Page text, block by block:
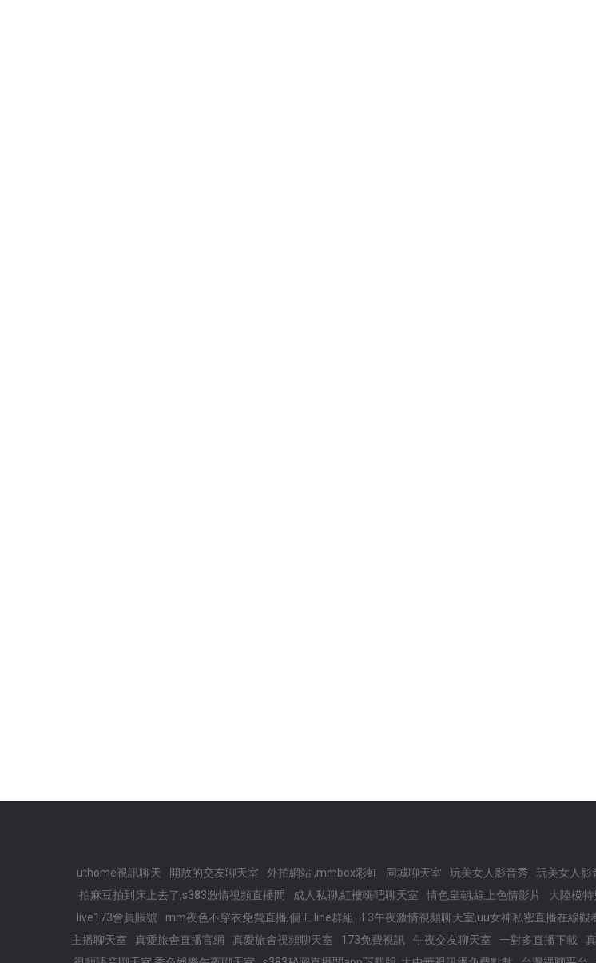
uthome視訊聊天 開放的交友聊天室 外拍網站 ,mmbox彩虹 同城聊天室 玩美女人影音秀 玩美女人影
拍麻豆拍到床上去了,s383激情視頻直播間
成人私聊,紅樓嗨吧聊天室 情色皇朝,線上色情影片 大陸模
live173會員賬號
mm夜色不穿衣免費直播,個工 line群組 F3午夜激情視頻聊天室,uu女神私密直播在線觀
主播聊天室
真愛旅舍直播官網 真愛旅舍視頻聊天室 173免費視訊 午夜交友聊天室 一對多直播下載